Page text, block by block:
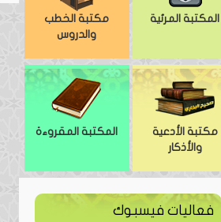
المكتبة المرئية
مكتبة الخطب
والدروس
مكتبة الأدعية
والأذكار
المكتبة المقروءة
فعاليات فيسبوك